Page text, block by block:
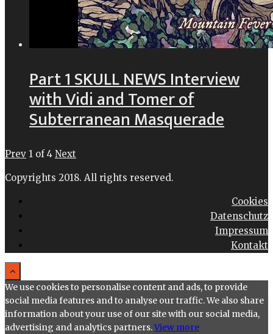
Part 1 SKULL NEWS Interview
with Vidi and Tomer of
Subterranean Masquerade
Prev 1 of 4 Next
Copyrights 2018. All rights reserved.
Cookies
Datenschutz
Impressum
Kontakt
We use cookies to personalise content and ads, to provide
social media features and to analyse our traffic. We also share
information about your use of our site with our social media,
advertising and analytics partners.View more